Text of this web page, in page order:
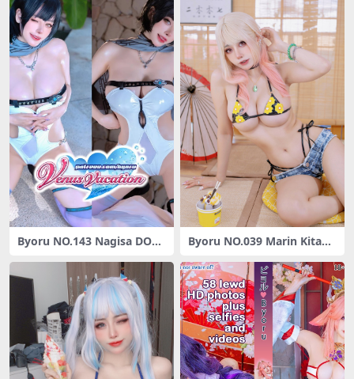
Byoru NO.143 Nagisa DOA
Byoru NO.039 Marin Kitaga